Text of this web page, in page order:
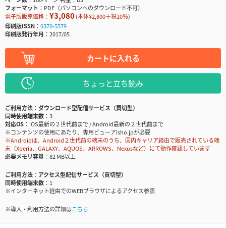
フォーマット
PDF（パソコンへのダウンロード不可）
電子版販売価格： ¥3,080(本体¥2,800＋税10％)
印刷版ISSN
0370-5579
印刷版発行年月
2017/05
カートに入れる
ちょっと立ち読み
ご利用方法
ダウンロード型配信サービス（買切型）
同時使用端末数
3
対応OS
iOS最新の２世代前まで / Android最新の２世代前まで
※コンテンツの使用にあたり、専用ビューアisho.jpが必要
※Androidは、Android２世代前の端末のうち、国内キャリア経由で販売されている端
末（Xperia、GALAXY、AQUOS、ARROWS、Nexusなど）にて動作確認しています
必要メモリ容量
82 MB以上
ご利用方法
アクセス型配信サービス（買切型）
同時使用端末数
1
※インターネット経由でのWEBブラウザによるアクセス参照
※導入・利用方法の詳細はこちら